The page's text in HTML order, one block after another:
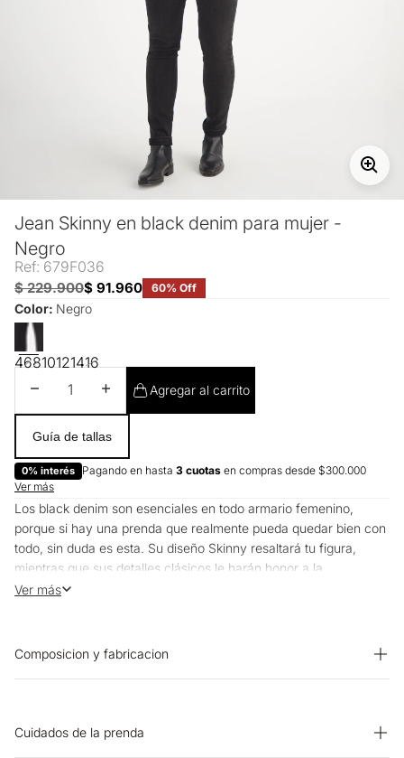
Jean Skinny en black denim para mujer -
Negro
Ref: 679F036
$ 229.900$ 91.960 60% Off
Color: Negro
46810121416
Disminuir cantidadAumentar cantidad
Agregar al carrito
Guía de tallas
0% interés Pagando en hasta 3 cuotas en compras desde $300.000
Ver más
Los black denim son esenciales en todo armario femenino,
porque si hay una prenda que realmente pueda quedar bien con
todo, sin duda es esta. Su diseño Skinny resaltará tu figura,
mientras que sus detalles clásicos le harán honor a la
practicidad que siempre ha distinguido a los buenos jeans.
Ver más
Composicion y fabricacion
Cuidados de la prenda